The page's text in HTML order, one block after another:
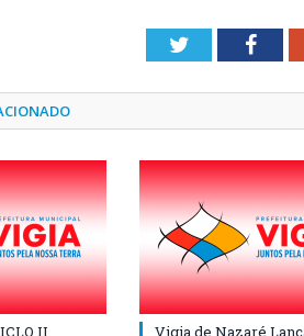
Twitter
II
Vigia de Nazaré